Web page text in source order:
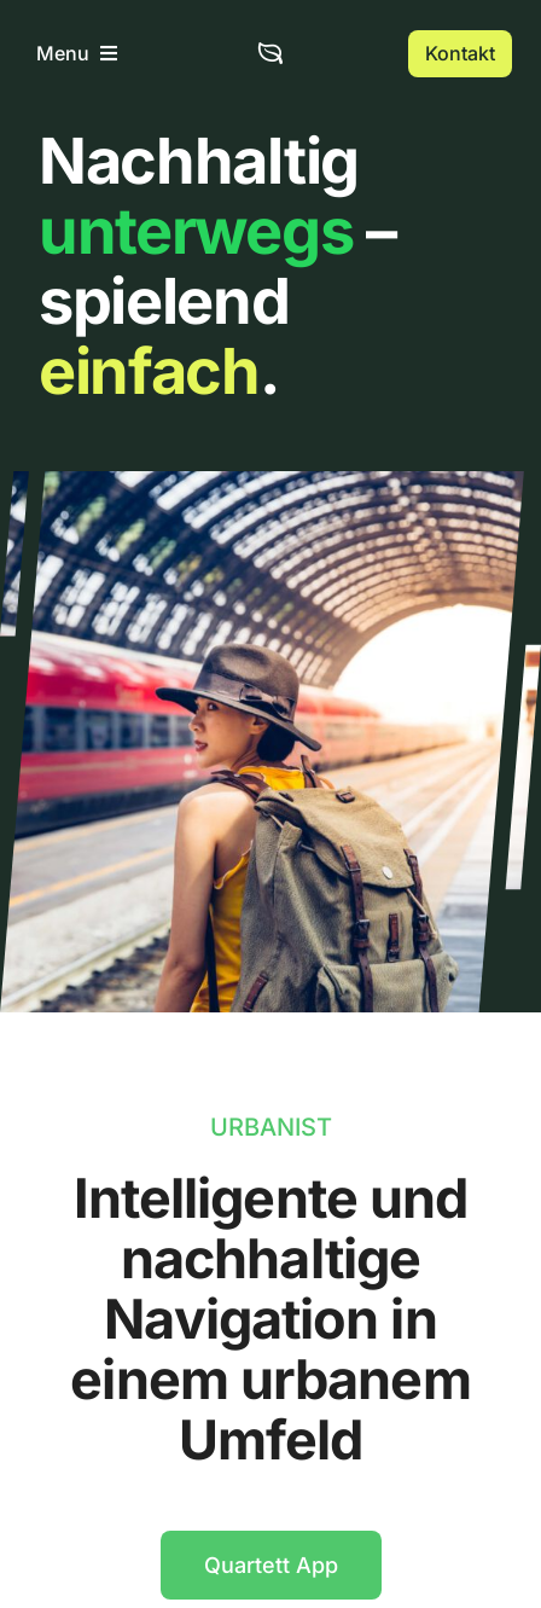
InhaltMenu
Home
Über uns
Urbanlist
Kontakt
Nachhaltig
unterwegs–
spielend
einfach.
URBANIST
Intelligente und
nachhaltige
Navigation in
einem urbanem
Umfeld
Quartett App